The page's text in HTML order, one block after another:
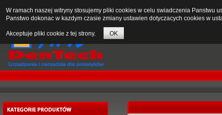
W ramach naszej witryny stosujemy pliki cookies w celu swiadczenia Panstwu
Panstwo dokonac w kazdym czasie zmiany ustawien dotyczacych cookies w
Akceptuje pliki cookie z tej strony. OK